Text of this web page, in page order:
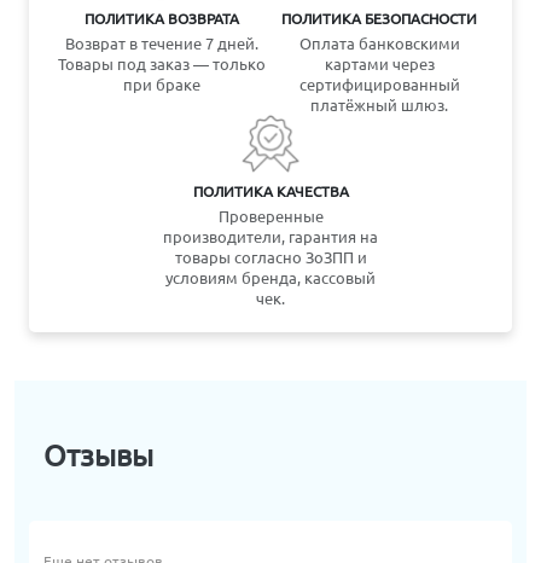
ПОЛИТИКА ВОЗВРАТА
Возврат в течение 7 дней.
Товары под заказ — только
при браке
ПОЛИТИКА БЕЗОПАСНОСТИ
Оплата банковскими
картами через
сертифицированный
платёжный шлюз.
ПОЛИТИКА КАЧЕСТВА
Проверенные
производители, гарантия на
товары согласно ЗоЗПП и
условиям бренда, кассовый
чек.
Отзывы